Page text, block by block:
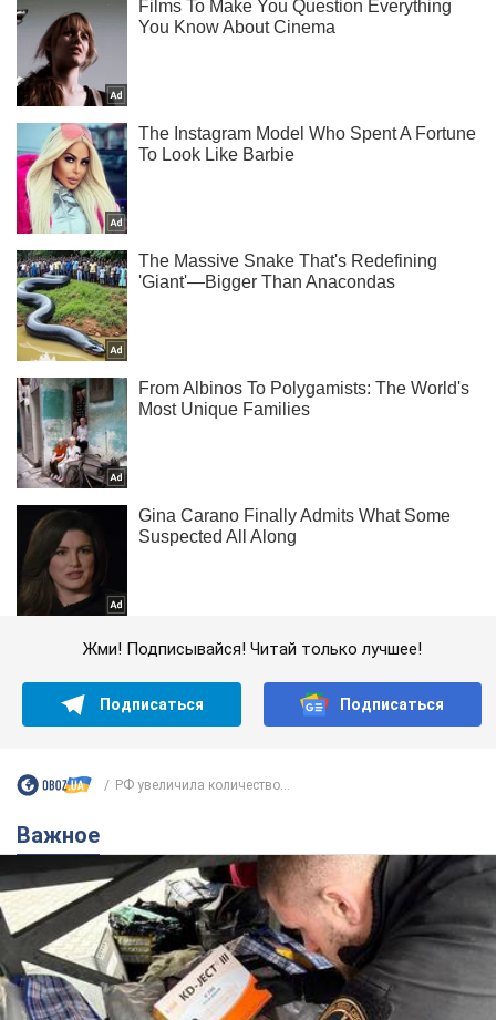
Жми! Подписывайся! Читай только лучшее!
Подписаться Подписаться
РФ увеличила количество...
Важное